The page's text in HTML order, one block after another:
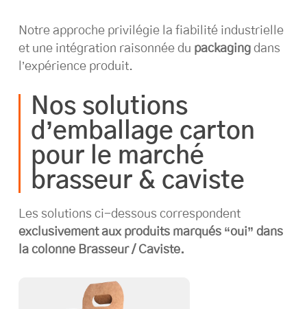
Notre approche privilégie la fiabilité industrielle
et une intégration raisonnée du packagingdans
l’expérience produit.
Nos solutions
d’emballage carton
pour le marché
brasseur & caviste
Les solutions ci-dessous correspondent
exclusivement aux produits marqués “oui” dans
la colonne Brasseur / Caviste.